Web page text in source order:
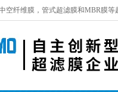
空纤维膜，管式超滤膜和MBR膜等